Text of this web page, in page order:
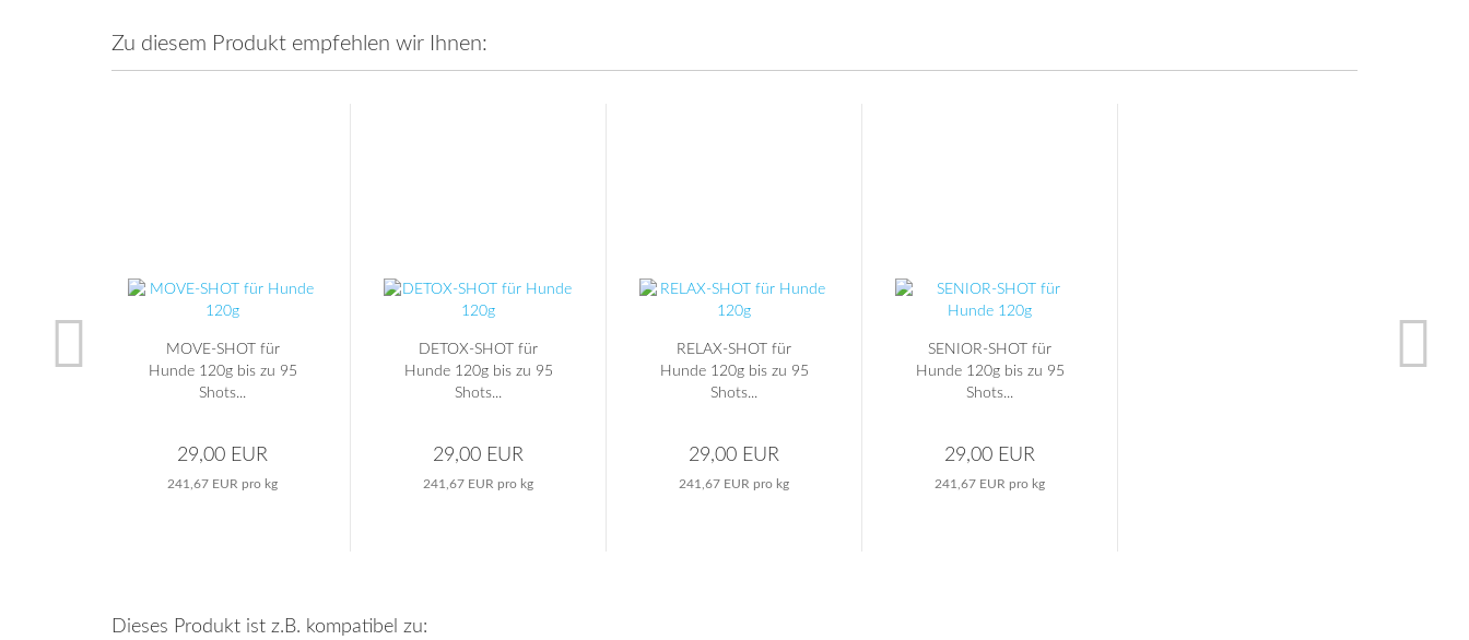
Zu diesem Produkt empfehlen wir Ihnen:
MOVE-SHOT für
Hunde 120g bis zu 95
Shots...
29,00 EUR
241,67 EUR pro kg
DETOX-SHOT für
Hunde 120g bis zu 95
Shots...
29,00 EUR
241,67 EUR pro kg
RELAX-SHOT für
Hunde 120g bis zu 95
Shots...
29,00 EUR
241,67 EUR pro kg
SENIOR-SHOT für
Hunde 120g bis zu 95
Shots...
29,00 EUR
241,67 EUR pro kg
Dieses Produkt ist z.B. kompatibel zu: